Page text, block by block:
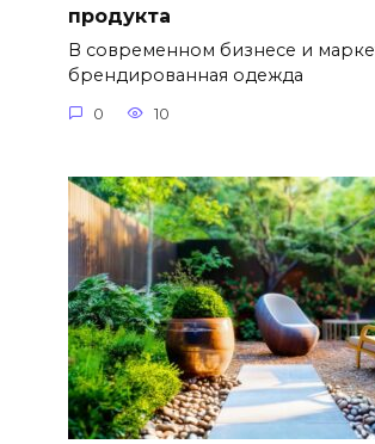
продукта
В современном бизнесе и
брендированная одежда
0 10